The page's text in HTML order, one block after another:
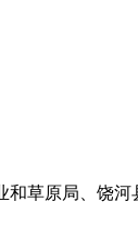
草原局、饶河